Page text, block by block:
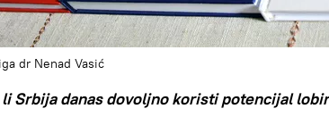
dr Nenad Vasić
li Srbija danasdovoljnokoristi potencijal